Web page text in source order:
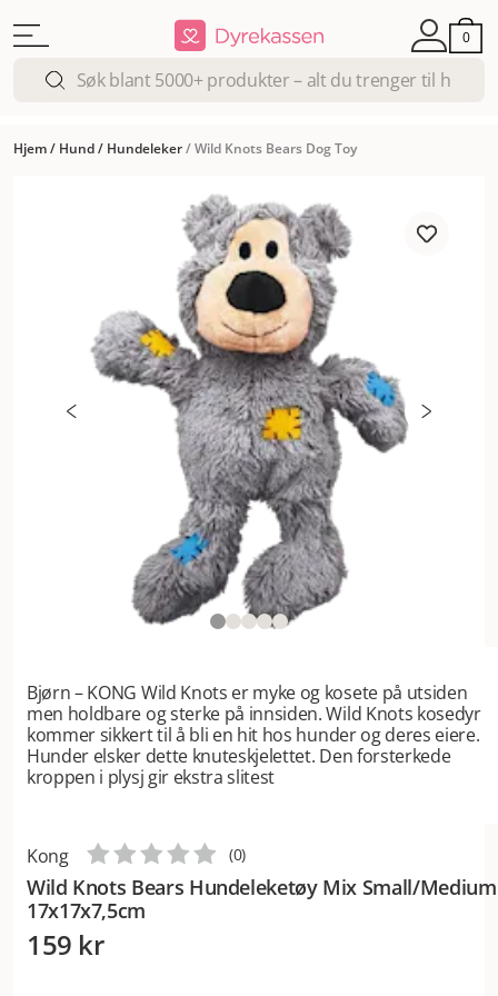
0
Hjem/ Hund/ Hundeleker/Wild Knots Bears Dog Toy
Bjørn – KONG Wild Knots er myke og kosete på utsiden
men holdbare og sterke på innsiden. Wild Knots kosedyr
kommer sikkert til å bli en hit hos hunder og deres eiere.
Hunder elsker dette knuteskjelettet. Den forsterkede
kroppen i plysj gir ekstra slitest
Kong
Wild Knots Bears Hundeleketøy Mix Small/Medium
17x17x7,5cm
(0)
159 kr